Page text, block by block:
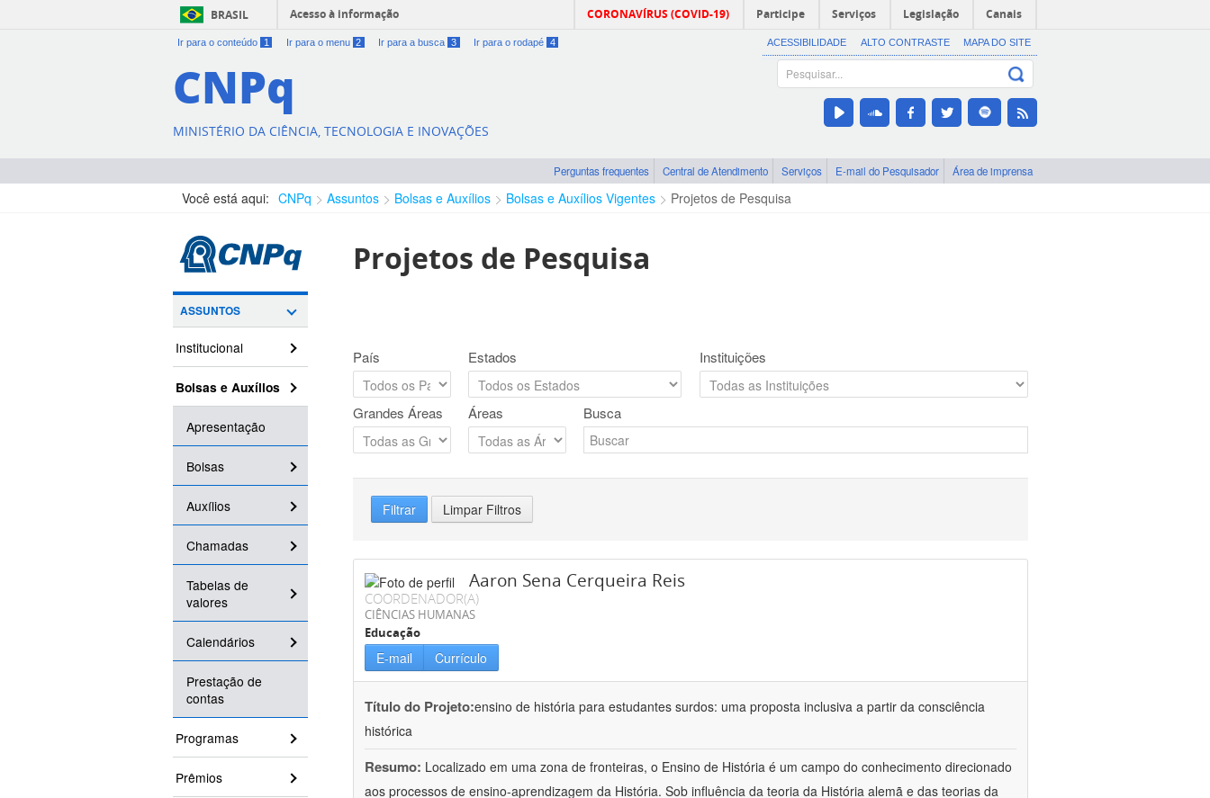
BRASIL Acesso à informação CORONAVÍRUS (COVID-19) Participe Serviços Legislação Canais
Ir para o conteúdo 1 Ir para o menu 2 Ir para a busca 3 Ir para o rodapé 4 ACESSIBILIDADE ALTO CONTRASTE MAPA DO SITE
CNPq
MINISTÉRIO DA CIÊNCIA, TECNOLOGIA E INOVAÇÕES
Perguntas frequentes Central de Atendimento Serviços E-mail do Pesquisador Área de imprensa
Você está aqui: CNPq Assuntos Bolsas e Auxílios Bolsas e Auxílios Vigentes Projetos de Pesquisa
ASSUNTOS
Institucional
Bolsas e Auxílios
Apresentação
Bolsas
Auxílios
Chamadas
Tabelas de
valores
Calendários
Prestação de
contas
Programas
Prêmios
Projetos de Pesquisa
País Estados Instituições
Grandes Áreas Áreas Busca
Filtrar Limpar Filtros
Aaron Sena Cerqueira Reis
COORDENADOR(A)
CIÊNCIAS HUMANAS
Educação
E-mail Currículo
Título do Projeto:ensino de história para estudantes surdos: uma proposta inclusiva a partir da consciência
histórica
Resumo: Localizado em uma zona de fronteiras, o Ensino de História é um campo do conhecimento direcionado
aos processos de ensino-aprendizagem da História. Sob influência da teoria da História alemã e das teorias da